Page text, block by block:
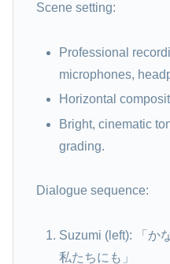
Scene setting:
Professional
microphones,
Horizontal
Bright, cinematic
grading.
Dialogue sequence:
Suzumi (left): 「か
私たちにも」